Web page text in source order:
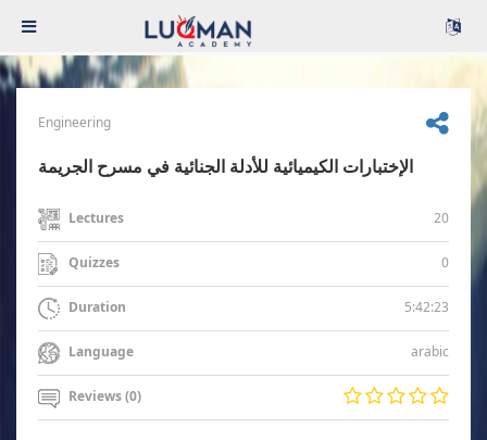
Engineering
الإختبارات الكيميائية للأدلة الجنائية في مسرح الجريمة
Lectures 20
Quizzes 0
Duration 5:42:23
Language arabic
Reviews (0)